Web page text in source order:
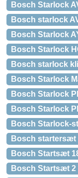
Bosch Starlock
Bosch starlock
Bosch Starlock
Bosch Starlock
Bosch starlock
Bosch Starlock
Bosch Starlock
Bosch Starlock
Bosch Starlock-
Bosch startersæt
Bosch Startsæt
Bosch Startsæt 2